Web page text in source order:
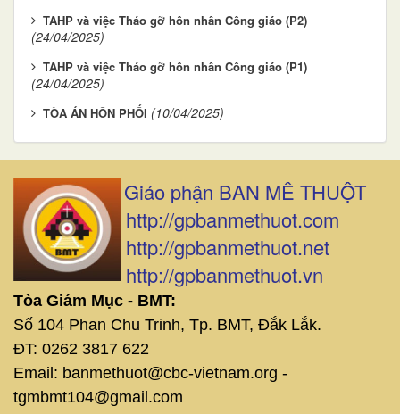
TAHP và việc Tháo gỡ hôn nhân Công giáo (P2)
(24/04/2025)
TAHP và việc Tháo gỡ hôn nhân Công giáo (P1)
(24/04/2025)
TÒA ÁN HÔN PHỐI (10/04/2025)
Giáo phận BAN MÊ THUỘT
http://gpbanmethuot.com
http://gpbanmethuot.net
http://gpbanmethuot.vn
Tòa Giám Mục - BMT:
Số 104 Phan Chu Trinh, Tp. BMT, Đắk Lắk.
ĐT: 0262 3817 622
Email: banmethuot@cbc-vietnam.org -
tgmbmt104@gmail.com